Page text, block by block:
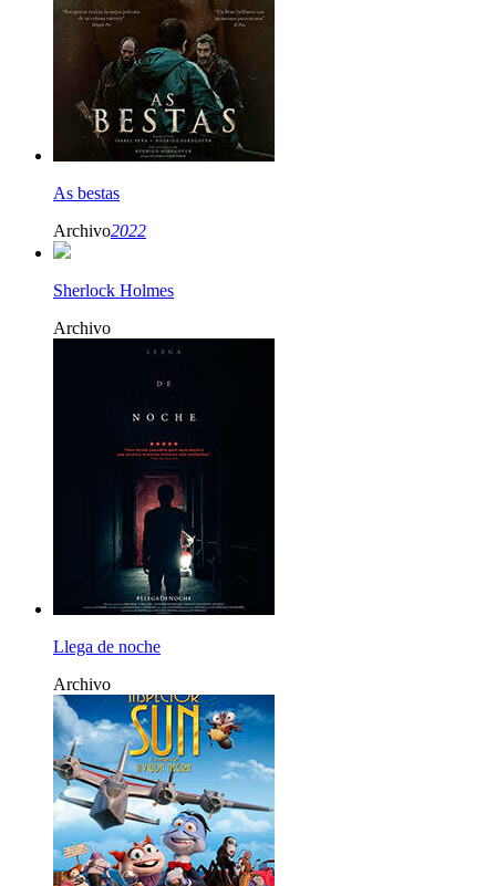
As bestas
Archivo2022
Sherlock Holmes
Archivo
Llega de noche
Archivo